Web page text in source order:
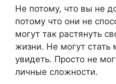
Не потому, что вы не
потому что они не
могут так растянуть
жизни. Не могут стать
увидеть. Просто не
личные сложности.